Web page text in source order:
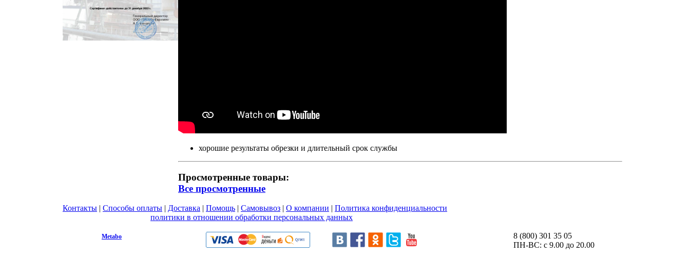
хорошие результаты обрезки и длительный срок службы
Просмотренные товары:
Все просмотренные
Контакты | Способы оплаты | Доставка | Помощь | Самовывоз | О компании | Политика конфиденциальности
политики в отношении обработки персональных данных
Metabo
8 (800) 301 35 05
ПН-ВС: с 9.00 до 20.00